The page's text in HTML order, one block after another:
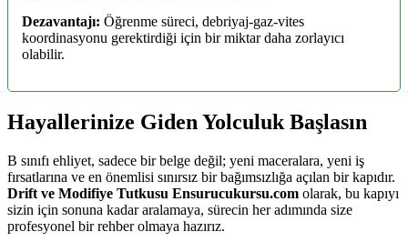
Dezavantajı: Öğrenme süreci, debriyaj-gaz-vites
koordinasyonu gerektirdiği için bir miktar daha zorlayıcı
olabilir.
Hayallerinize Giden Yolculuk Başlasın
B sınıfı ehliyet, sadece bir belge değil; yeni maceralara, yeni iş
fırsatlarına ve en önemlisi sınırsız bir bağımsızlığa açılan bir kapıdır.
Drift ve Modifiye Tutkusu Ensurucukursu.com olarak, bu kapıyı
sizin için sonuna kadar aralamaya, sürecin her adımında size
profesyonel bir rehber olmaya hazırız.